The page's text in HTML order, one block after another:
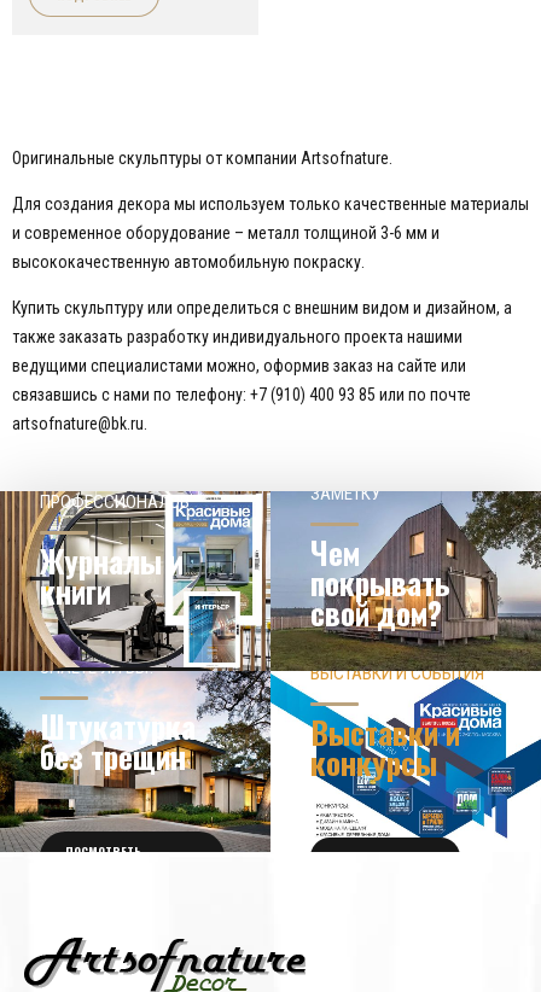
Оригинальные скульптуры от компании Artsofnature.
Для создания декора мы используем только качественные материалы
и современное оборудование – металл толщиной 3-6 мм и
высококачественную автомобильную покраску.
Купить скульптуру или определиться с внешним видом и дизайном, а
также заказать разработку индивидуального проекта нашими
ведущими специалистами можно, оформив заказ на сайте или
связавшись с нами по телефону: +7 (910) 400 93 85 или по почте
artsofnature@bk.ru.
ПРОФЕССИОНАЛОВ
Журналы и
книги
НОВОСТИ ИЗ МИРА
ДИЗАЙНА
ЗАМЕТКУ
Чем
покрывать
свой дом?
УЗНАТЬ БОЛЬШЕ
ЗНАЕТЕ ЛИ ВЫ?
Штукатурка
без трещин
ПОСМОТРЕТЬ
ВЫСТАВКИ И СОБЫТИЯ
Выставки и
конкурсы
ПОЛУЧИТЬ БИЛЕТ